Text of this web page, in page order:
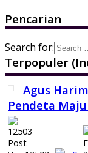
Pencarian
Search for:
Terpopuler
Agus
Pendeta Maju